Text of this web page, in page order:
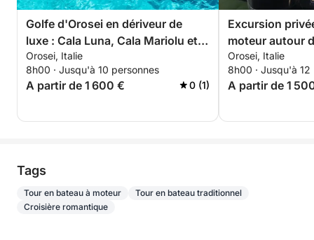
chaise longue en teck avec échelle, table à manger,
bain de soleil à l'arrière, réfrigérateur, douche,
lavabo, double poste de pilotage, couchettes en
cabine, toilettes chimiques et annexe motorisée.
Veuillez noter que l'itinéraire peut varier en fonction
certaines plages du golfe, et certains sites, comme
Cala Mariolu, peuvent être temporairement
indisponibles.
Golfe d'Orosei en dériveur de
luxe : Cala Luna, Cala Mariolu et
les plus belles criques
Orosei, Italie
8h00 · Jusqu'à 10 personnes
A partir de 1 600 € 0 (1)
Excursion
moteur autour
skipper
Orosei, Italie
8h00 · Jusqu'à 12
A partir de 1
Tags
Tour en bateau à moteur
Tour en bateau traditionnel
Croisière romantique